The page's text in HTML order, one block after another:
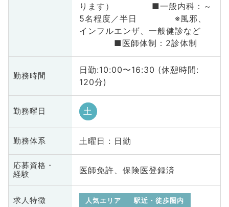
ります） ■一般内科：～
5名程度／半日 ※風邪、
インフルエンザ、一般健診など
■医師体制：2診体制
勤務時間
日勤:10:00〜16:30 (休憩時間:
120分)
勤務曜日 土
勤務体系 土曜日 : 日勤
応募資格・
経験
医師免許、保険医登録済
求人特徴 人気エリア 駅近・徒歩圏内